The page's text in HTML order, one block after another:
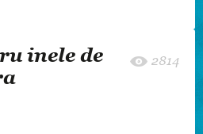
inele de
2814